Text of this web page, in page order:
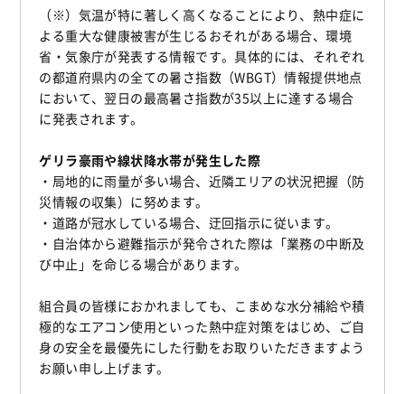
（※）気温が特に著しく高くなることにより、熱中症に
よる重大な健康被害が生じるおそれがある場合、環境
省・気象庁が発表する情報です。具体的には、それぞれ
の都道府県内の全ての暑さ指数（WBGT）情報提供地点
において、翌日の最高暑さ指数が35以上に達する場合
に発表されます。
ゲリラ豪雨や線状降水帯が発生した際
・局地的に雨量が多い場合、近隣エリアの状況把握（防
災情報の収集）に努めます。
・道路が冠水している場合、迂回指示に従います。
・自治体から避難指示が発令された際は「業務の中断及
び中止」を命じる場合があります。
組合員の皆様におかれましても、こまめな水分補給や積
極的なエアコン使用といった熱中症対策をはじめ、ご自
身の安全を最優先にした行動をお取りいただきますよう
お願い申し上げます。